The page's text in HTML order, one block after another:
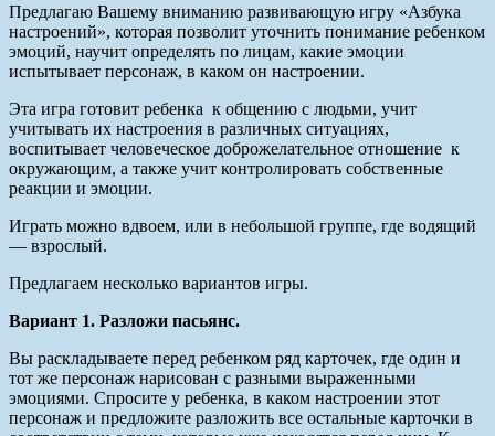
Предлагаю Вашему вниманию развивающую игру «Азбука
настроений», которая позволит уточнить понимание ребенком
эмоций, научит определять по лицам, какие эмоции
испытывает персонаж, в каком он настроении.
Эта игра готовит ребенка к общению с людьми, учит
учитывать их настроения в различных ситуациях,
воспитывает человеческое доброжелательное отношение к
окружающим, а также учит контролировать собственные
реакции и эмоции.
Играть можно вдвоем, или в небольшой группе, где водящий
— взрослый.
Предлагаем несколько вариантов игры.
Вариант 1. Разложи пасьянс.
Вы раскладываете перед ребенком ряд карточек, где один и
тот же персонаж нарисован с разными выраженными
эмоциями. Спросите у ребенка, в каком настроении этот
персонаж и предложите разложить все остальные карточки в